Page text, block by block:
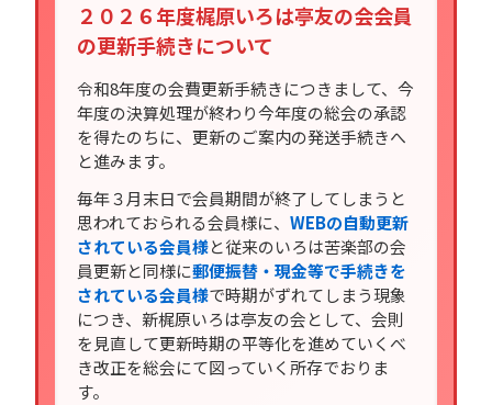
２０２６年度梶原いろは亭友の会会員
の更新手続きについて
令和8年度の会費更新手続きにつきまして、今
年度の決算処理が終わり今年度の総会の承認
を得たのちに、更新のご案内の発送手続きへ
と進みます。
毎年３月末日で会員期間が終了してしまうと
思われておられる会員様に、WEBの自動更新
されている会員様と従来のいろは苦楽部の会
員更新と同様に郵便振替・現金等で手続きを
されている会員様で時期がずれてしまう現象
につき、新梶原いろは亭友の会として、会則
を見直して更新時期の平等化を進めていくべ
き改正を総会にて図っていく所存でおりま
す。